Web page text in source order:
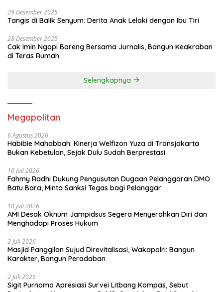
29 Desember 2025
Tangis di Balik Senyum: Derita Anak Lelaki dengan Ibu Tiri
28 Desember 2025
Cak Imin Ngopi Bareng Bersama Jurnalis, Bangun Keakraban
di Teras Rumah
Selengkapnya
Megapolitan
6 Agustus 2026
Habibie Mahabbah: Kinerja Welfizon Yuza di Transjakarta
Bukan Kebetulan, Sejak Dulu Sudah Berprestasi
10 Juli 2026
Fahmy Radhi Dukung Pengusutan Dugaan Pelanggaran DMO
Batu Bara, Minta Sanksi Tegas bagi Pelanggar
10 Juli 2026
AMI Desak Oknum Jampidsus Segera Menyerahkan Diri dan
Menghadapi Proses Hukum
2 Juli 2026
Masjid Panggilan Sujud Direvitalisasi, Wakapolri: Bangun
Karakter, Bangun Peradaban
2 Juli 2026
Sigit Purnomo Apresiasi Survei Litbang Kompas, Sebut